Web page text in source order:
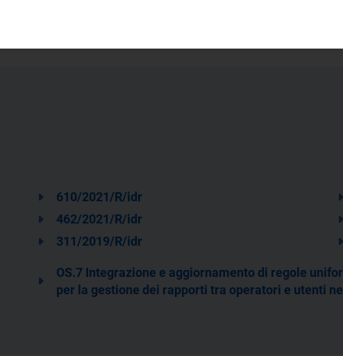
610/2021/R/idr
462/2021/R/idr
311/2019/R/idr
OS.7 Integrazione e aggiornamento di regole
per la gestione dei rapporti tra operatori e utenti